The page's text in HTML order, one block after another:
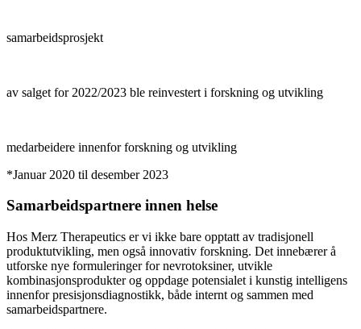
samarbeidsprosjekt
av salget for 2022/2023 ble reinvestert i forskning og utvikling
medarbeidere innenfor forskning og utvikling
*Januar 2020 til desember 2023
Samarbeidspartnere innen helse
Hos Merz Therapeutics er vi ikke bare opptatt av tradisjonell
produktutvikling, men også innovativ forskning. Det innebærer å
utforske nye formuleringer for nevrotoksiner, utvikle
kombinasjonsprodukter og oppdage potensialet i kunstig intelligens
innenfor presisjonsdiagnostikk, både internt og sammen med
samarbeidspartnere.